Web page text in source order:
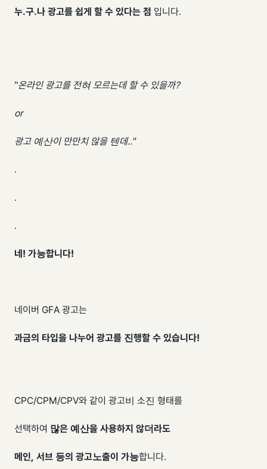
누.구.나 광고를 쉽게 할 수 있다는 점 입니다.
"온라인 광고를 전혀 모르는데 할 수 있을까?
or
광고 예산이 만만치 않을 텐데.."
.
.
.
네! 가능합니다!
네이버 GFA 광고는
과금의 타입을 나누어 광고를 진행할 수 있습니다!
CPC/CPM/CPV와 같이 광고비 소진 형태를
선택하여 많은 예산을 사용하지 않더라도
메인, 서브 등의 광고노출이 가능합니다.